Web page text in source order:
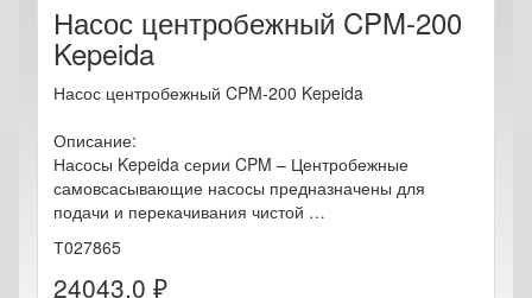
Насос центробежный CPM-200
Kepeida
Насос центробежный CPM-200 Kepeida
Описание:
Насосы Kepeida серии CPM – Центробежные
самовсасывающие насосы предназначены для
подачи и перекачивания чистой …
Т027865
24043.0 ₽